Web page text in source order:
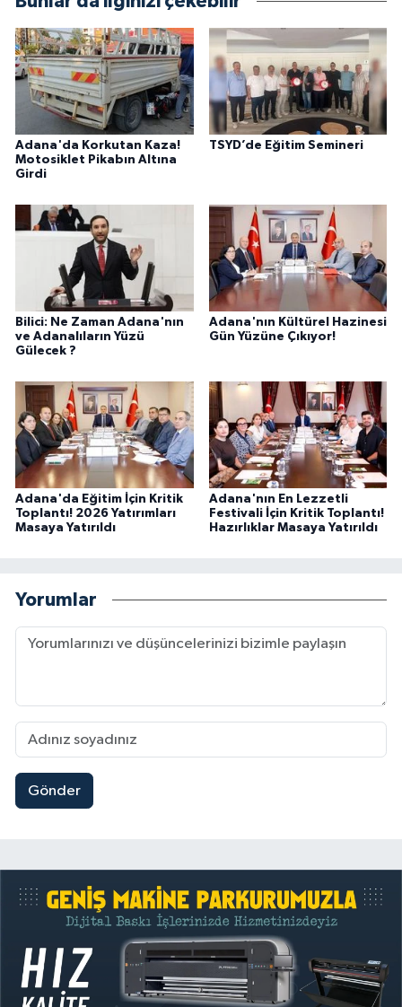
Adana'da Korkutan Kaza!
Motosiklet Pikabın Altına
Girdi
TSYD’de Eğitim Semineri
Bilici: Ne Zaman Adana'nın
ve Adanalıların Yüzü
Gülecek ?
Adana'nın Kültürel Hazinesi
Gün Yüzüne Çıkıyor!
Adana'da Eğitim İçin Kritik
Toplantı! 2026 Yatırımları
Masaya Yatırıldı
Adana'nın En Lezzetli
Festivali İçin Kritik Toplantı!
Hazırlıklar Masaya Yatırıldı
Yorumlar
Gönder